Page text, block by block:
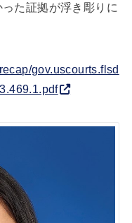
た証拠が浮き彫りに
gov.uscourts.flsd